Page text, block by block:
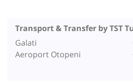
Transport & Transfer by TST
Galati
Aeroport Otopeni